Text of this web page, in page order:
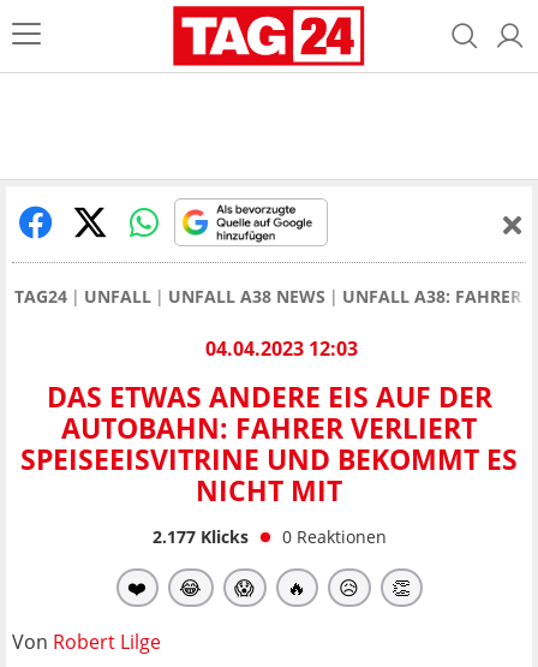
TAG24 UNFALL UNFALL A38 NEWS UNFALL A38: FAHRER
04.04.2023 12:03
DAS ETWAS ANDERE EIS AUF DER
AUTOBAHN: FAHRER VERLIERT
SPEISEEISVITRINE UND BEKOMMT ES
NICHT MIT
2.177Klicks 0 Reaktionen
❤️ 😂 😱 🔥 😥 👏
Von Robert Lilge